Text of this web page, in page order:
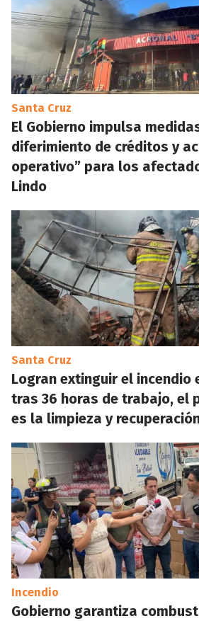
Santa Cruz
El Gobierno impulsa
diferimiento de créditos y
operativo” para los
Lindo
Santa Cruz
Logran extinguir el incendio
tras 36 horas de trabajo, el
es la limpieza y
Incendio
Gobierno garantiza